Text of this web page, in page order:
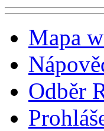
Mapa
Odběr